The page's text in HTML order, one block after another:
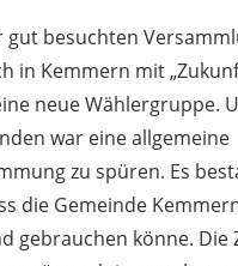
gut besuchten
in Kemmern mit
neue Wählergruppe.
war eine allgemeine
zu spüren. Es
die Gemeinde
gebrauchen könne. Die